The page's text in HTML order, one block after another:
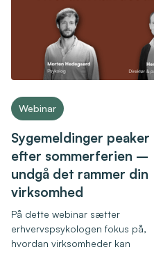
Webinar
Sygemeldinger peaker
efter sommerferien –
undgå det rammer din
virksomhed
På dette webinar sætter
erhvervspsykologen fokus på,
hvordan virksomheder kan